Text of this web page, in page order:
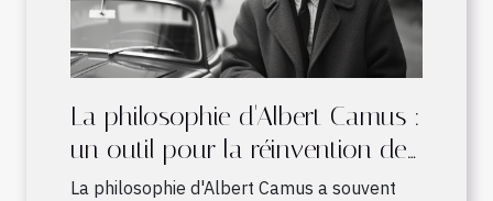
La philosophie d'Albert Camus :
un outil pour la réinvention de
notre monde par les enfants
La philosophie d'Albert Camus a souvent